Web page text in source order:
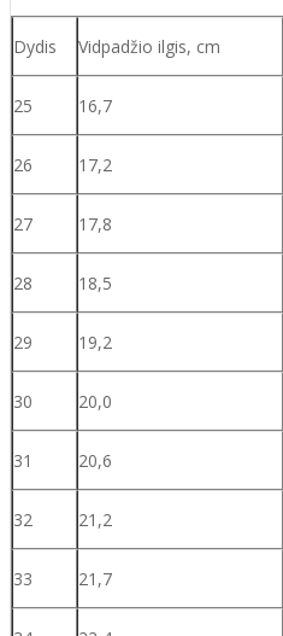
Dydis Vidpadžio ilgis, cm
25 16,7
26 17,2
27 17,8
28 18,5
29 19,2
30 20,0
31 20,6
32 21,2
33 21,7